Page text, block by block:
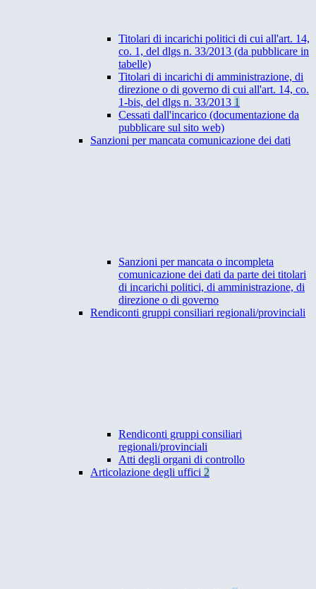
Titolari di incarichi politici di cui all'art. 14,
co. 1, del dlgs n. 33/2013 (da pubblicare in
tabelle)
Titolari di incarichi di amministrazione, di
direzione o di governo di cui all'art. 14, co.
1-bis, del dlgs n. 33/2013 1
Cessati dall'incarico (documentazione da
pubblicare sul sito web)
Sanzioni per mancata comunicazione dei dati
Sanzioni per mancata o incompleta
comunicazione dei dati da parte dei titolari
di incarichi politici, di amministrazione, di
direzione o di governo
Rendiconti gruppi consiliari regionali/provinciali
Rendiconti gruppi consiliari
regionali/provinciali
Atti degli organi di controllo
Articolazione degli uffici 2